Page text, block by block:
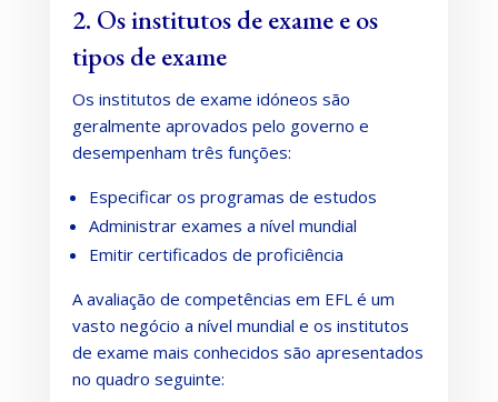
2. Os institutos de exame e os
tipos de exame
Os institutos de exame idóneos são
geralmente aprovados pelo governo e
desempenham três funções:
Especificar os programas de estudos
Administrar exames a nível mundial
Emitir certificados de proficiência
A avaliação de competências em EFL é um
vasto negócio a nível mundial e os institutos
de exame mais conhecidos são apresentados
no quadro seguinte: